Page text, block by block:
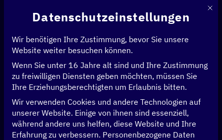
Startseite > Events > Seite 11
[digital.global] im
Dialog
Mit
Datenschutzeinstellungen
Wir benötigen Ihre Zustimmung, bevor Sie unsere
Website weiter besuchen können.
Wenn Sie unter 16 Jahre alt sind und Ihre Zustimmung
zu freiwilligen Diensten geben möchten, müssen Sie
Ihre Erziehungsberechtigten um Erlaubnis bitten.
Wir verwenden Cookies und andere Technologien auf
unserer Website. Einige von ihnen sind essenziell,
während andere uns helfen, diese Website und Ihre
Erfahrung zu verbessern. Personenbezogene Daten